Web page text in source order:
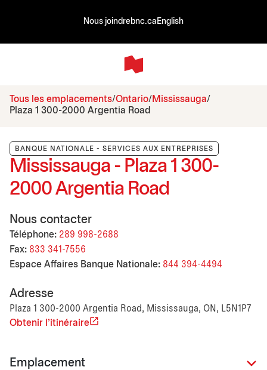
Nous joindrebnc.ca English
Tous les emplacements Ontario Mississauga
Plaza 1 300-2000 Argentia Road
BANQUE NATIONALE - SERVICES AUX ENTREPRISES
Mississauga - Plaza 1 300-
2000 Argentia Road
Nous contacter
Téléphone: 289 998-2688
Fax: 833 341-7556
Espace Affaires Banque Nationale: 844 394-4494
Adresse
Plaza 1 300-2000 Argentia Road, Mississauga, ON, L5N1P7
Obtenir l'itinéraire
Emplacement